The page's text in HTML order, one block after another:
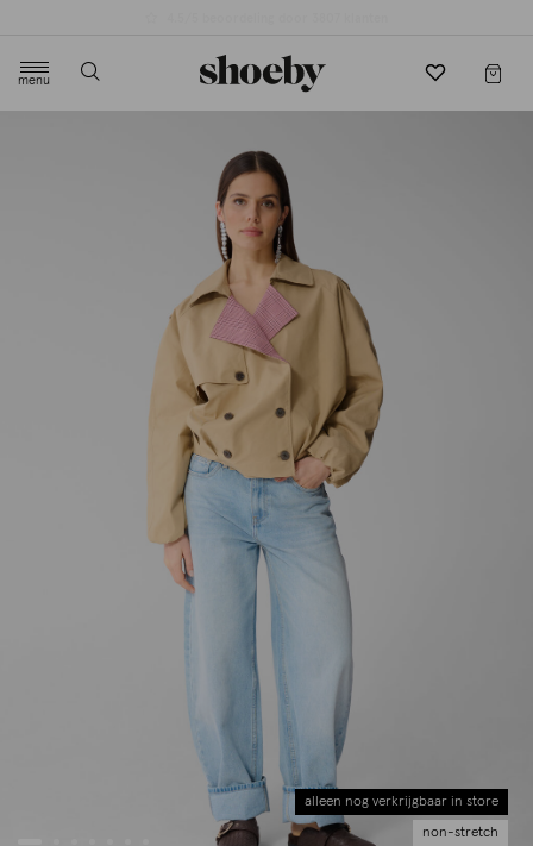
menu
alleen nog verkrijgbaar in store
non-stretch